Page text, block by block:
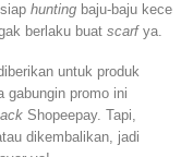
hunting baju-baju kece
berlaku buat scarfya.
untuk produk
gabungin promo ini
Shopeepay. Tapi,
dikembalikan, jadi